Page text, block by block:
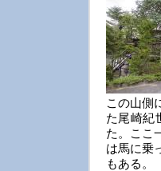
この山側
た尾崎紀
た。ここ
は馬に乗
もある。